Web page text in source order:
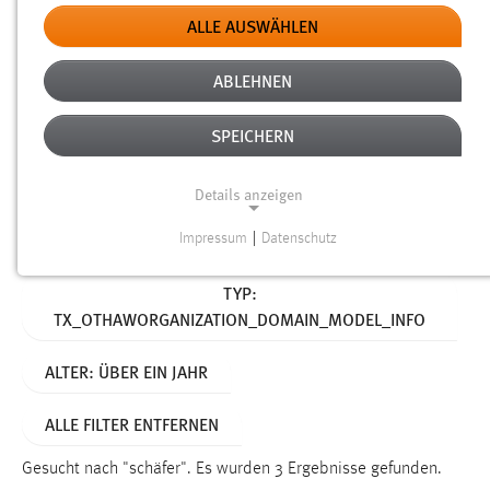
Erstellungsdatum
Alter
TYP:
TX_OTHAWORGANIZATION_DOMAIN_MODEL_INFO
ALTER: ÜBER EIN JAHR
ALLE FILTER ENTFERNEN
Gesucht nach "schäfer". Es wurden 3 Ergebnisse gefunden.
ALLE AUSWÄHLEN
ABLEHNEN
SPEICHERN
Details anzeigen
Notwendige Cookies ermöglichen grundlegende
Funktionen und sind für die einwandfreie Funktion der
cookie_consent
Impressum Datenschutz